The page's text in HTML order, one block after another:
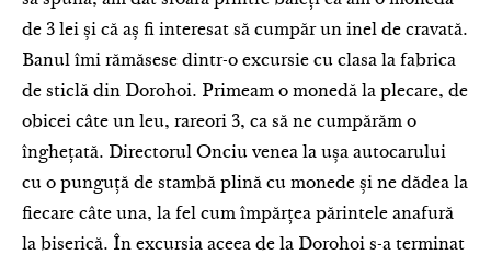
de 3 lei și că aș fi interesat să cumpăr un inel de cravată.
Banul îmi rămăsese dintr-o excursie cu clasa la fabrica
de sticlă din Dorohoi. Primeam o monedă la plecare, de
obicei câte un leu, rareori 3, ca să ne cumpărăm o
înghețată. Directorul Onciu venea la ușa autocarului
cu o punguță de stambă plină cu monede și ne dădea la
fiecare câte una, la fel cum împărțea părintele anafură
la biserică. În excursia aceea de la Dorohoi s-a terminat